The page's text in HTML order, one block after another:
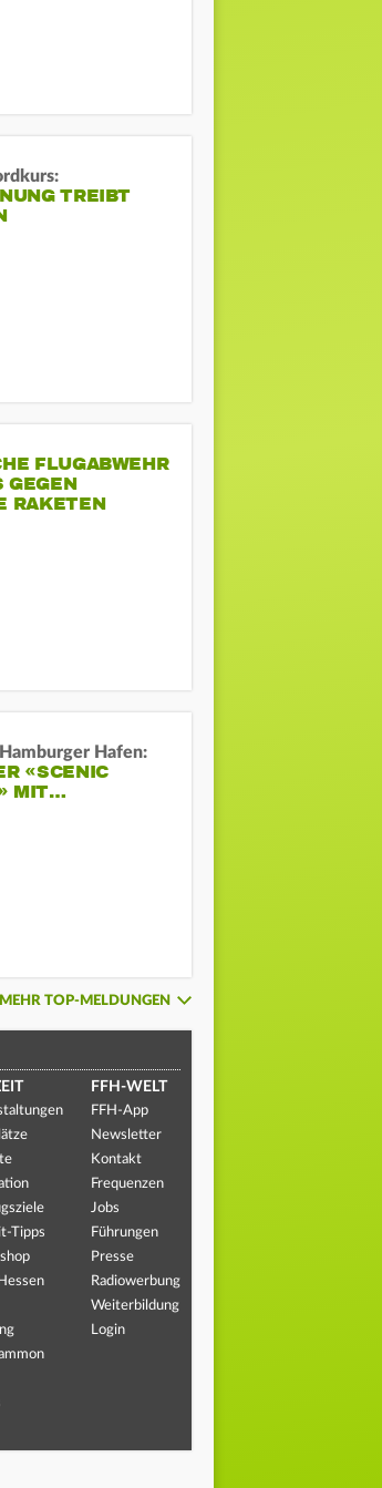
TREIBT
FLUGABWEHR
GEGEN
RAKETEN
Hafen:
«SCENIC
MIT…
MEHR TOP-MELDUNGEN
Tipps
FFH-WELT
FFH-App
Newsletter
Kontakt
Frequenzen
Jobs
Führungen
Presse
Radiowerbung
Weiterbildung
Login